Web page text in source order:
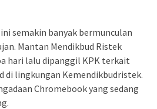
semakin banyak bermunculan
Mantan Mendikbud Ristek
hari lalu dipanggil KPK terkait
di lingkungan Kemendikbudristek.
Chromebook yang sedang